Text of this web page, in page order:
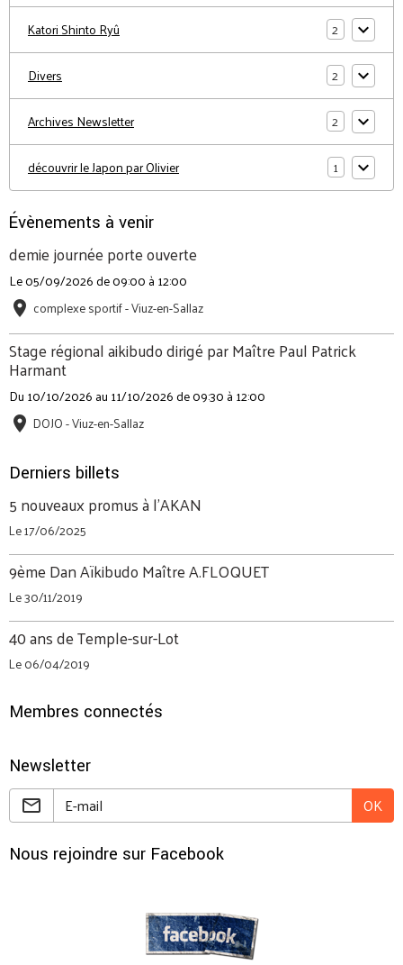
Katori Shinto Ryû 2
Divers 2
Archives Newsletter 2
découvrir le Japon par Olivier 1
Évènements à venir
demie journée porte ouverte
Le 05/09/2026de 09:00 à 12:00
complexe sportif - Viuz-en-Sallaz
Stage régional aikibudo dirigé par Maître Paul Patrick
Harmant
Du 10/10/2026 au 11/10/2026de 09:30 à 12:00
DOJO - Viuz-en-Sallaz
Derniers billets
5 nouveaux promus à l'AKAN
Le 17/06/2025
9ème Dan Aïkibudo Maître A.FLOQUET
Le 30/11/2019
40 ans de Temple-sur-Lot
Le 06/04/2019
Membres connectés
Newsletter
OK
Nous rejoindre sur Facebook